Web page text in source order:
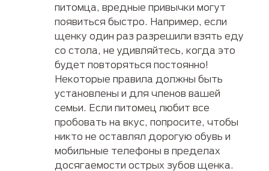
питомца, вредные привычки могут
появиться быстро. Например, если
щенку один раз разрешили взять еду
со стола, не удивляйтесь, когда это
будет повторяться постоянно!
Некоторые правила должны быть
установлены и для членов вашей
семьи. Если питомец любит все
пробовать на вкус, попросите, чтобы
никто не оставлял дорогую обувь и
мобильные телефоны в пределах
досягаемости острых зубов щенка.